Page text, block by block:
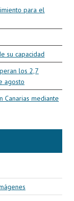
para el
su capacidad
los 2,7
agosto
mediante